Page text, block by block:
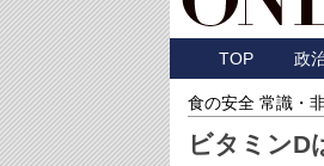
TOP 政
食の安全 常識・
ビタミンD